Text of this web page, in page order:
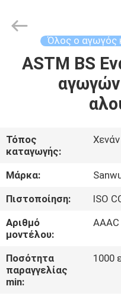
ΣΠΊΤΙ
ΠΕΡΊΠΟΥ
ΕΜΕΊΣ
ΓΎΡΟΣ
ΕΡΓΟΣΤΑΣΊΩΝ
ΠΟΙΟΤΙΚΌΣ
ΈΛΕΓΧΟΣ
Reserved.
Όλος ο αγωγός
ASTM BS
Τόπος
καταγωγής:
Χενάν
Μάρκα:
Πιστοποίηση:
ISO
Αριθμό
μοντέλου:
AAAC
Ποσότητα
παραγγελίας
min:
1000